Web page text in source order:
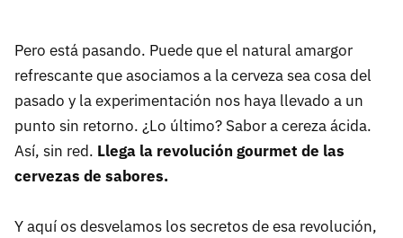
Pero está pasando. Puede que el natural amargor
refrescante que asociamos a la cerveza sea cosa del
pasado y la experimentación nos haya llevado a un
punto sin retorno. ¿Lo último? Sabor a cereza ácida.
Así, sin red. Llega la revolución gourmet de las
cervezas de sabores.
Y aquí os desvelamos los secretos de esa revolución,